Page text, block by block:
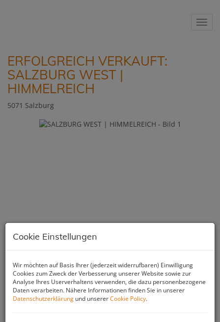
ERFOLGREICH VERKAUFT:
SALZBURG WEST |
HIMMELREICH
5071 Salzburg
Cookie Einstellungen
Wir möchten auf Basis Ihrer (jederzeit widerrufbaren) Einwilligung
Cookies zum Zweck der Verbesserung unserer Website sowie zur
Analyse Ihres Userverhaltens verwenden, die dazu personenbezogene
Daten verarbeiten. Nähere Informationen finden Sie in unserer
Datenschutzerklärung und unsererCookie Policy.